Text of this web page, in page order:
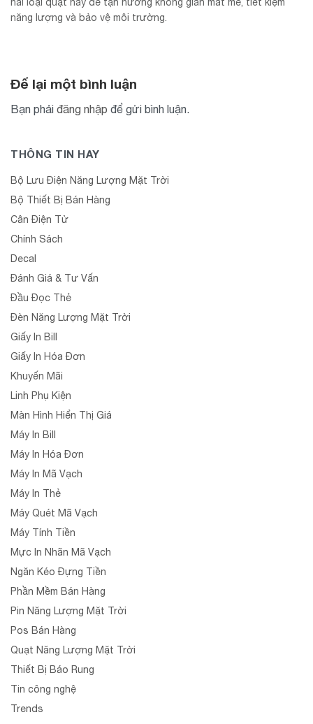
năng lượng và bảo vệ môi trường.
Để lại một bình luận
Bạn phải đăng nhập để gửi bình luận.
THÔNG TIN HAY
Bộ Lưu Điện Năng Lượng Mặt Trời
Bộ Thiết Bị Bán Hàng
Cân Điện Tử
Chính Sách
Decal
Đánh Giá & Tư Vấn
Đầu Đọc Thẻ
Đèn Năng Lượng Mặt Trời
Giấy In Bill
Giấy In Hóa Đơn
Khuyến Mãi
Linh Phụ Kiện
Màn Hình Hiển Thị Giá
Máy In Bill
Máy In Hóa Đơn
Máy In Mã Vạch
Máy In Thẻ
Máy Quét Mã Vạch
Máy Tính Tiền
Mực In Nhãn Mã Vạch
Ngăn Kéo Đựng Tiền
Phần Mềm Bán Hàng
Pin Năng Lượng Mặt Trời
Pos Bán Hàng
Quạt Năng Lượng Mặt Trời
Thiết Bị Báo Rung
Tin công nghệ
Trends